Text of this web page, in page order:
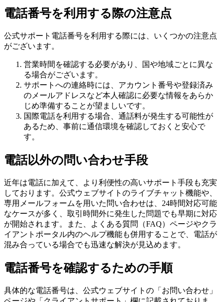
電話番号を利用する際の注意点
公式サポート電話番号を利用する際には、いくつかの注意点
がございます。
営業時間を確認する必要があり、国や地域ごとに異な
る場合がございます。
サポートへの連絡時には、アカウント番号や登録済み
のメールアドレスなど本人確認に必要な情報をあらか
じめ準備することが望ましいです。
国際電話を利用する場合、通話料が発生する可能性が
あるため、事前に通信環境を確認しておくと安心で
す。
電話以外の問い合わせ手段
近年は電話に加えて、より利便性の高いサポート手段も充実
しております。公式ウェブサイトのライブチャット機能や、
専用メールフォームを用いた問い合わせは、24時間対応可能
なケースが多く、取引時間外に発生した問題でも早期に対応
が開始されます。また、よくある質問（FAQ）ページやクラ
イアントポータル内のヘルプ機能も併用することで、電話が
混み合っている場合でも迅速な解決が見込めます。
電話番号を確認するための手順
具体的な電話番号は、公式ウェブサイトの「お問い合わせ」